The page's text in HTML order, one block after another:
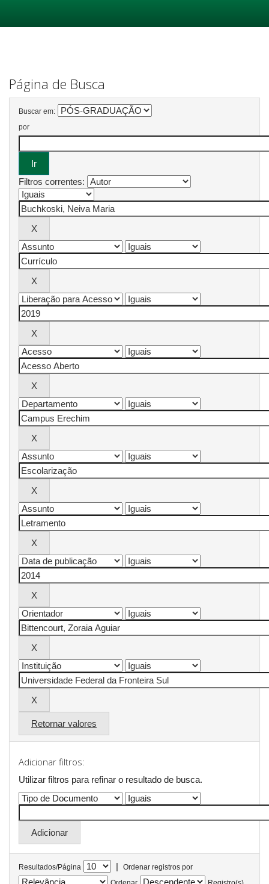
Página de Busca
Buscar em:
por
Filtros correntes:
Retornar valores
Adicionar filtros:
Utilizar filtros para refinar o resultado de busca.
Resultados/Página |
Ordenar registros por